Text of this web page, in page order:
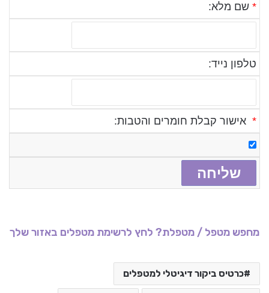
*שם מלא:
טלפון נייד:
*אישור קבלת חומרים והטבות:
מחפש מטפל / מטפלת? לחץ לרשימת מטפלים באזור שלך
כרטיס ביקור דיגיטלי למטפלים